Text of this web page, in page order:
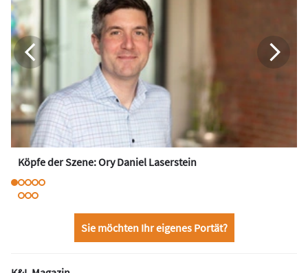
Köpfe der Szene: Ory Daniel Laserstein
Sie möchten Ihr eigenes Portät?